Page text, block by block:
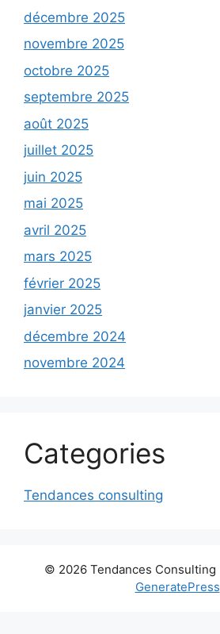
décembre 2025
novembre 2025
octobre 2025
septembre 2025
août 2025
juillet 2025
juin 2025
mai 2025
avril 2025
mars 2025
février 2025
janvier 2025
décembre 2024
novembre 2024
Categories
Tendances consulting
© 2026 Tendances Consulting
GeneratePress